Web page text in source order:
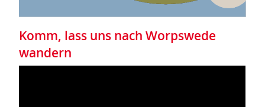
Komm, lass uns nach Worpswede
wandern